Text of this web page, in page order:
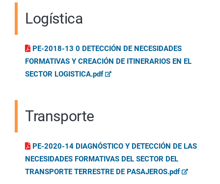
Logística
PE-2018-13 0 DETECCIÓN DE NECESIDADES
FORMATIVAS Y CREACIÓN DE ITINERARIOS EN EL
SECTOR LOGISTICA.pdf
Transporte
PE-2020-14 DIAGNÓSTICO Y DETECCIÓN DE LAS
NECESIDADES FORMATIVAS DEL SECTOR DEL
TRANSPORTE TERRESTRE DE PASAJEROS.pdf